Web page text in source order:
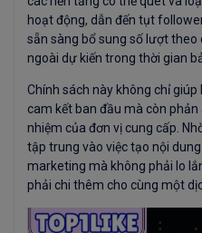
hoạt động, dẫn đến tụt
sẵn sàng bổ sung số lượt
ngoài dự kiến trong thời gian
Chính sách này không chỉ
cam kết ban đầu mà còn
nhiệm của đơn vị cung cấp.
tập trung vào việc tạo nội
marketing mà không phải lo
phải chi thêm cho cùng một